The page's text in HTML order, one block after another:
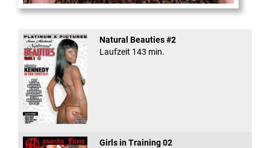
Internal Explosionen
Natural Beauties #2
Laufzeit 143 min.
Girls in Training 02